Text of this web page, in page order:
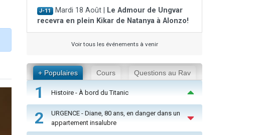
J-11 Mardi 18 Août |
Le Admour de Ungvar
recevra en plein Kikar de Natanya à Alonzo!
Voir tous les événements à venir
+ Populaires Cours Questions au Rav
1 Histoire - À bord du Titanic
2
URGENCE - Diane, 80 ans, en danger dans un
appartement insalubre